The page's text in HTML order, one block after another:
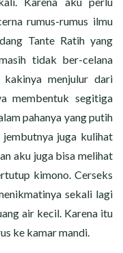
rumus-rumus ilmu
Tante Ratih yang
tidak ber-celana
menjulur dari
membentuk segitiga
pahanya yang putih
juga kulihat
aku juga bisa melihat
kimono. Cerseks
sekali lagi
air kecil. Karena itu
ke kamar mandi.